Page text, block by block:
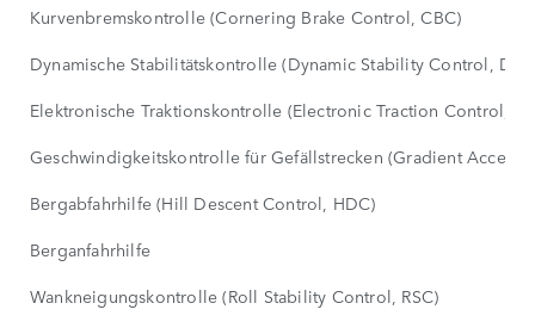
Kurvenbremskontrolle (Cornering Brake Control, CBC)
Dynamische Stabilitätskontrolle (Dynamic Stability Control,
Elektronische Traktionskontrolle (Electronic Traction Control,
Geschwindigkeitskontrolle für Gefällstrecken (Gradient
Bergabfahrhilfe (Hill Descent Control, HDC)
Berganfahrhilfe
Wankneigungskontrolle (Roll Stability Control, RSC)